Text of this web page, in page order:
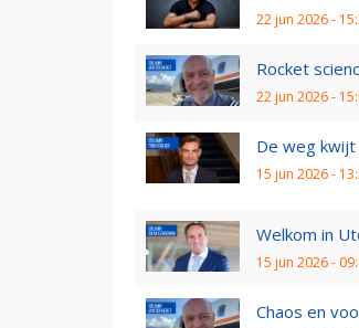
22 jun 2026 -
Rocket
22 jun 2026 -
De weg kwijt
15 jun 2026 -
Welkom in
15 jun 2026 -
Chaos en